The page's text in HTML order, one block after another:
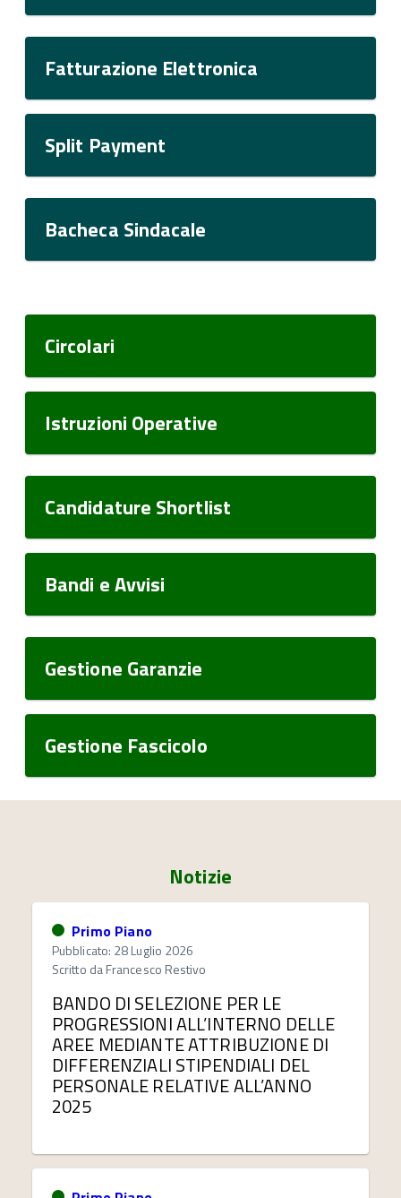
Fatturazione Elettronica
Split Payment
Bacheca Sindacale
Circolari
Istruzioni Operative
Candidature Shortlist
Bandi e Avvisi
Gestione Garanzie
Gestione Fascicolo
Notizie
Primo Piano
Pubblicato: 28 Luglio 2026
Scritto daFrancesco Restivo
BANDO DI SELEZIONE PER LE
PROGRESSIONI ALL’INTERNO DELLE
AREE MEDIANTE ATTRIBUZIONE DI
DIFFERENZIALI STIPENDIALI DEL
PERSONALE RELATIVE ALL’ANNO
2025